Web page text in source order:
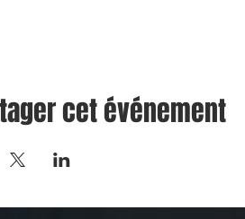
cet événement